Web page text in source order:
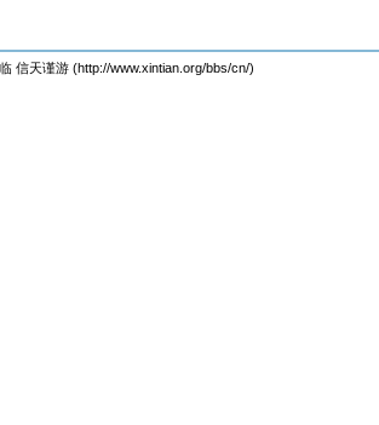
信天谨游 (http://www.xintian.org/bbs/cn/)